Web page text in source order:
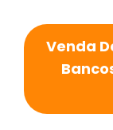
Venda